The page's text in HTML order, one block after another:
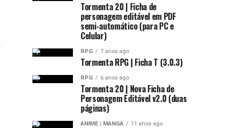
Tormenta 20 | Ficha de
personagem editável em PDF
semi-automático (para PC e
Celular)
RPG 7 anos ago
Tormenta RPG | Ficha T (3.0.3)
RPG 6 anos ago
Tormenta 20 | Nova Ficha de
Personagem Editável v2.0 (duas
páginas)
ANIME | MANGÁ 11 anos ago